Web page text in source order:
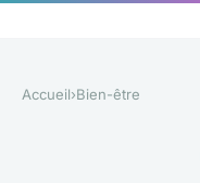
Accueil›Bien-être